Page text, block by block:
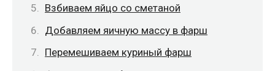
Взбиваем яйцо со сметаной
Добавляем яичную массу в фарш
Перемешиваем куриный фарш